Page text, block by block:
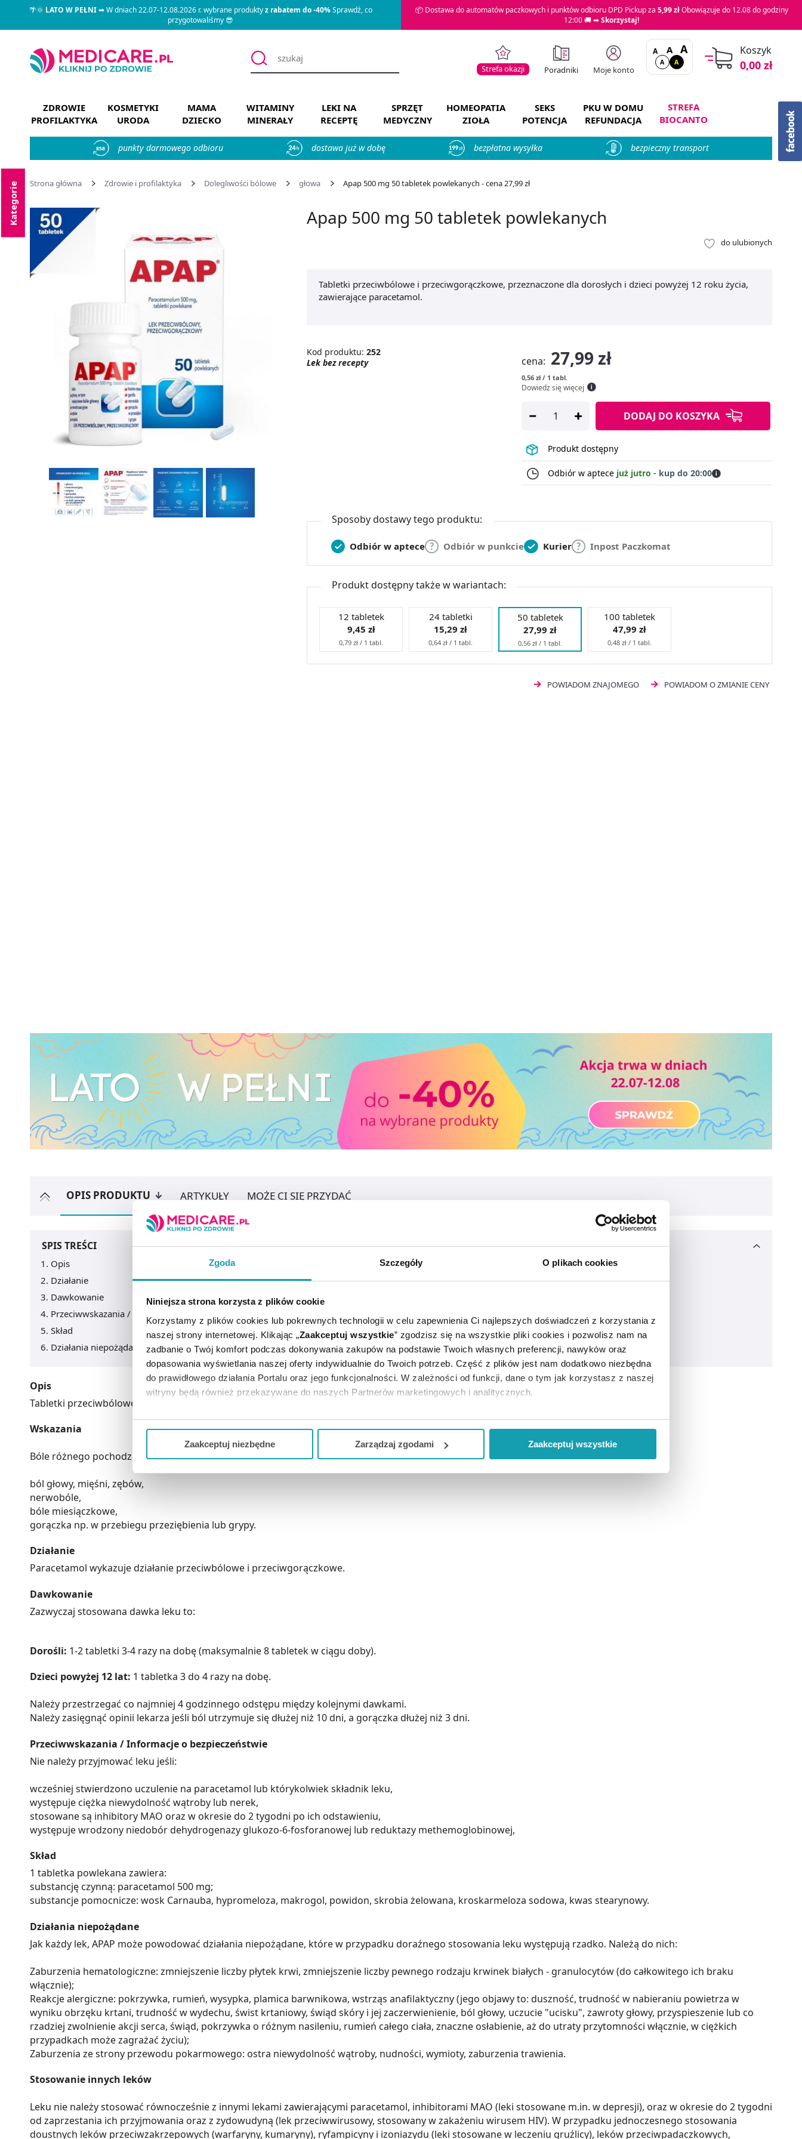
Zgoda Szczegóły O plikach cookies
Niniejsza strona korzysta z plików cookie
Korzystamy z plików cookies lub pokrewnych technologii w celu zapewnienia Ci najlepszych doświadczeń z korzystania z
naszej strony internetowej. Klikając „Zaakceptuj wszystkie” zgodzisz się na wszystkie pliki cookies i pozwolisz nam na
zadbanie o Twój komfort podczas dokonywania zakupów na podstawie Twoich własnych preferencji, nawyków oraz
dopasowania wyświetlania naszej oferty indywidualnie do Twoich potrzeb. Część z plików jest nam dodatkowo niezbędna
do prawidłowego działania Portalu oraz jego funkcjonalności. W zależności od funkcji, dane o tym jak korzystasz z naszej
witryny będą również przekazywane do naszych Partnerów marketingowych i analitycznych.
Jeżeli chcesz dostosować swoją zgodę i wybrać tylko niektóre dodatkowe funkcje, z którymi wiąże się zbieranie danych o
Zaakceptuj niezbędne Zarządzaj zgodami Zaakceptuj wszystkie
🌴🌞LATO W PEŁNI➡ W dniach 22.07-12.08.2026 r. wybrane produktyz rabatem do -40%Sprawdź, co
przygotowaliśmy 😎
📦 Dostawa do automatów paczkowych i punktów odbioru DPD Pickup za 5,99 złObowiązuje do 12.08 do godziny
12:00 🚚 ➡Skorzystaj!
Strefa okazji Poradniki Moje konto
A A A
A A
Koszyk
0,00 zł
ZDROWIE
PROFILAKTYKA
KOSMETYKI
URODA
MAMA
DZIECKO
WITAMINY
MINERAŁY
LEKI NA
RECEPTĘ
SPRZĘT
MEDYCZNY
HOMEOPATIA
ZIOŁA
SEKS
POTENCJA
PKU W DOMU
REFUNDACJA
STREFA
BIOCANTO
858 punkty darmowego odbioru dostawa już w dobę bezpłatna wysyłka bezpieczny transport
Strona główna Zdrowie i profilaktyka Dolegliwości bólowe głowa Apap 500 mg 50 tabletek powlekanych - cena 27,99 zł
Kategorie Apap 500 mg 50 tabletek powlekanych
do ulubionych
Tabletki przeciwbólowe i przeciwgorączkowe, przeznaczone dla dorosłych i dzieci powyżej 12 roku życia,
zawierające paracetamol.
Kod produktu: 252
Lek bez recepty
cena: 27,99 zł
0,56 zł / 1 tabl.
Dowiedz się więcej
DODAJ DO KOSZYKA
Produkt dostępny
Odbiór w aptece już jutro - kup do 20:00
Sposoby dostawy tego produktu:
Odbiór w aptece Odbiór w punkcie Kurier Inpost Paczkomat
Produkt dostępny także w wariantach:
12 tabletek
9,45 zł
0,79 zł / 1 tabl.
24 tabletki
15,29 zł
0,64 zł / 1 tabl.
50 tabletek
27,99 zł
0,56 zł / 1 tabl.
100 tabletek
47,99 zł
0,48 zł / 1 tabl.
POWIADOM ZNAJOMEGO POWIADOM O ZMIANIE CENY
OPIS PRODUKTU ARTYKUŁY MOŻE CI SIĘ PRZYDAĆ
SPIS TREŚCI
Opis
Działanie
Dawkowanie
Przeciwwskazania / Informacje o bezpieczeństwie
Skład
Działania niepożądane
Opis
Tabletki przeciwbólowe i przeciwgorączkowe, przeznaczone dla dorosłych i dzieci powyżej 12 roku życia, zawierające paracetamol.
Wskazania
Bóle różnego pochodzenia:
ból głowy, mięśni, zębów,
nerwobóle,
bóle miesiączkowe,
gorączka np. w przebiegu przeziębienia lub grypy.
Działanie
Paracetamol wykazuje działanie przeciwbólowe i przeciwgorączkowe.
Dawkowanie
Zazwyczaj stosowana dawka leku to:
Dorośli: 1-2 tabletki 3-4 razy na dobę (maksymalnie 8 tabletek w ciągu doby).
Dzieci powyżej 12 lat: 1 tabletka 3 do 4 razy na dobę.
Należy przestrzegać co najmniej 4 godzinnego odstępu między kolejnymi dawkami.
Należy zasięgnąć opinii lekarza jeśli ból utrzymuje się dłużej niż 10 dni, a gorączka dłużej niż 3 dni.
Przeciwwskazania / Informacje o bezpieczeństwie
Nie należy przyjmować leku jeśli:
wcześniej stwierdzono uczulenie na paracetamol lub którykolwiek składnik leku,
występuje ciężka niewydolność wątroby lub nerek,
stosowane są inhibitory MAO oraz w okresie do 2 tygodni po ich odstawieniu,
występuje wrodzony niedobór dehydrogenazy glukozo-6-fosforanowej lub reduktazy methemoglobinowej,
Skład
1 tabletka powlekana zawiera:
substancję czynną: paracetamol 500 mg;
substancje pomocnicze: wosk Carnauba, hypromeloza, makrogol, powidon, skrobia żelowana, kroskarmeloza sodowa, kwas stearynowy.
Działania niepożądane
Jak każdy lek, APAP może powodować działania niepożądane, które w przypadku doraźnego stosowania leku występują rzadko. Należą do nich:
Zaburzenia hematologiczne: zmniejszenie liczby płytek krwi, zmniejszenie liczby pewnego rodzaju krwinek białych - granulocytów (do całkowitego ich braku
włącznie);
Reakcje alergiczne: pokrzywka, rumień, wysypka, plamica barwnikowa, wstrząs anafilaktyczny (jego objawy to: duszność, trudność w nabieraniu powietrza w
wyniku obrzęku krtani, trudność w wydechu, świst krtaniowy, świąd skóry i jej zaczerwienienie, ból głowy, uczucie "ucisku", zawroty głowy, przyspieszenie lub co
rzadziej zwolnienie akcji serca, świąd, pokrzywka o różnym nasileniu, rumień całego ciała, znaczne osłabienie, aż do utraty przytomności włącznie, w ciężkich
przypadkach może zagrażać życiu);
Zaburzenia ze strony przewodu pokarmowego: ostra niewydolność wątroby, nudności, wymioty, zaburzenia trawienia.
Stosowanie innych leków
Leku nie należy stosować równocześnie z innymi lekami zawierającymi paracetamol, inhibitorami MAO (leki stosowane m.in. w depresji), oraz w okresie do 2 tygodni
od zaprzestania ich przyjmowania oraz z zydowudyną (lek przeciwwirusowy, stosowany w zakażeniu wirusem HIV). W przypadku jednoczesnego stosowania
doustnych leków przeciwzakrzepowych (warfaryny, kumaryny), ryfampicyny i izoniazydu (leki stosowane w leczeniu gruźlicy), leków przeciwpadaczkowych,